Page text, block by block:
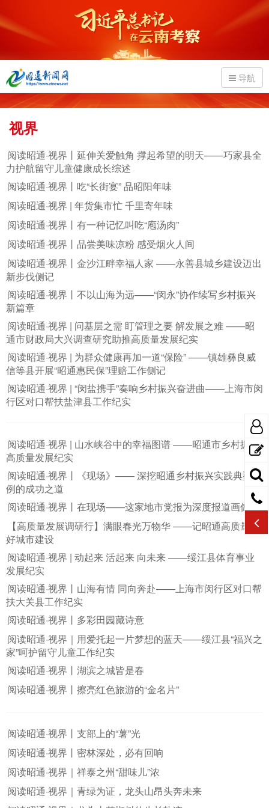
导航
视界
阅读昭通·视界丨延伸关爱触角 撑起希望的明天——巧家县全
力护航留守儿童健康成长综述
阅读昭通·视界丨吃“长街宴” 品昭阳年味
阅读昭通·视界 | 年货集市忙 千里寄年味
阅读昭通·视界丨有一种记忆叫吃“庖汤肉”
阅读昭通·视界丨品尝美味凉粉 感受烟火人间
阅读昭通·视界丨金沙江畔幸福人家 ——永善县城乡建设迈出
新步伐侧记
阅读昭通·视界丨不以山海为远——“闵永”协作续写乡村振兴
新篇章
阅读昭通·视界 | 问基层之需 盯管理之要 解发展之难 ——昭
通市财政局大兴调查研究助推高质量发展纪实
阅读昭通·视界 | 为群众健康再加一道“保险” ——镇雄彝良威
信等县开展“昭通惠民保”理赔工作侧记
阅读昭通·视界 | “闵盐携手”奏响乡村振兴奋进曲——上海市闵
行区对口帮扶盐津县工作纪实
阅读昭通·视界 | 山水峡谷中的幸福图谱 ——昭通市乡村振兴
高质量发展纪实
阅读昭通·视界丨《现场》—— 深挖昭通乡村振兴实践典型案
例的成功之道
阅读昭通·视界丨在现场——这家地市党报为深度报道画像
【高质量发展调研行】满眼春光万物华 ——记昭通高质量抓
好城市建设
阅读昭通·视界 | 动起来 活起来 向未来 ——绥江县体育事业
发展纪实
阅读昭通·视界丨山海有情 同向奔赴——上海市闵行区对口帮
扶大关县工作纪实
阅读昭通·视界丨多彩田园藏诗意
阅读昭通·视界｜用爱托起一片梦想的蓝天——绥江县“福兴之
家”呵护留守儿童工作纪实
阅读昭通·视界丨湖滨之城皆是春
阅读昭通·视界丨擦亮红色旅游的“金名片”
阅读昭通·视界丨支部上的“薯”光
阅读昭通·视界丨密林深处，必有回响
阅读昭通·视界｜祥泰之州“甜味儿”浓
阅读昭通·视界｜青绿为证，龙头山昂头奔未来